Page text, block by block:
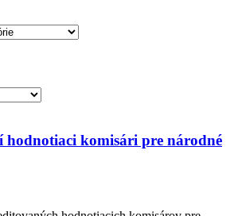
komisári pre národné